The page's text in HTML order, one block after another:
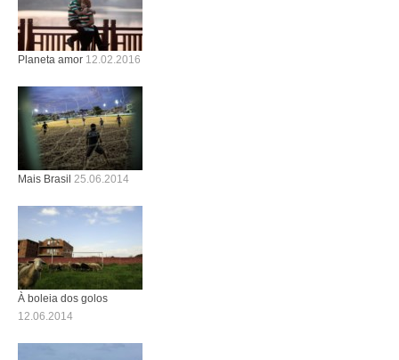
Planeta amor 12.02.2016
Mais Brasil 25.06.2014
À boleia dos golos
12.06.2014